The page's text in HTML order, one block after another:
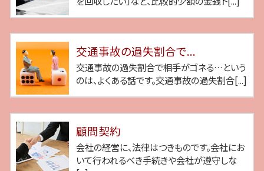
交通事故の過失割合で...
交通事故の過失割合で相手がゴネる…という
のは、よくある話です。交通事故の過失割合[...]
顧問契約
会社の経営に、法律はつきものです。会社にお
いて行われるべき手続きや会社が遵守しな